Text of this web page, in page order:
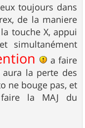
toujours dans
de la maniere
touche X, appui
simultanément
a faire
la perte des
ne bouge pas, et
la MAJ du